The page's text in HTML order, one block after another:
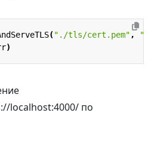
("./tls/cert.pem",
)
localhost:4000/ по